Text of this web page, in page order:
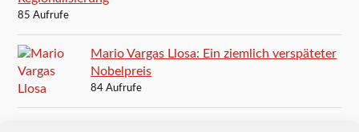
85 Aufrufe
Mario Vargas Llosa: Ein ziemlich verspäteter
Nobelpreis
84 Aufrufe